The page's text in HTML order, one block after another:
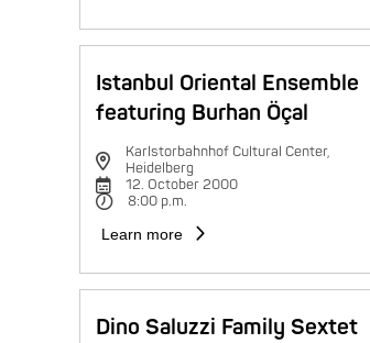
Istanbul Oriental Ensemble
featuring Burhan Öçal
Karlstorbahnhof Cultural Center,
Heidelberg
12. October 2000
8:00 p.m.
Learn more
Dino Saluzzi Family Sextet